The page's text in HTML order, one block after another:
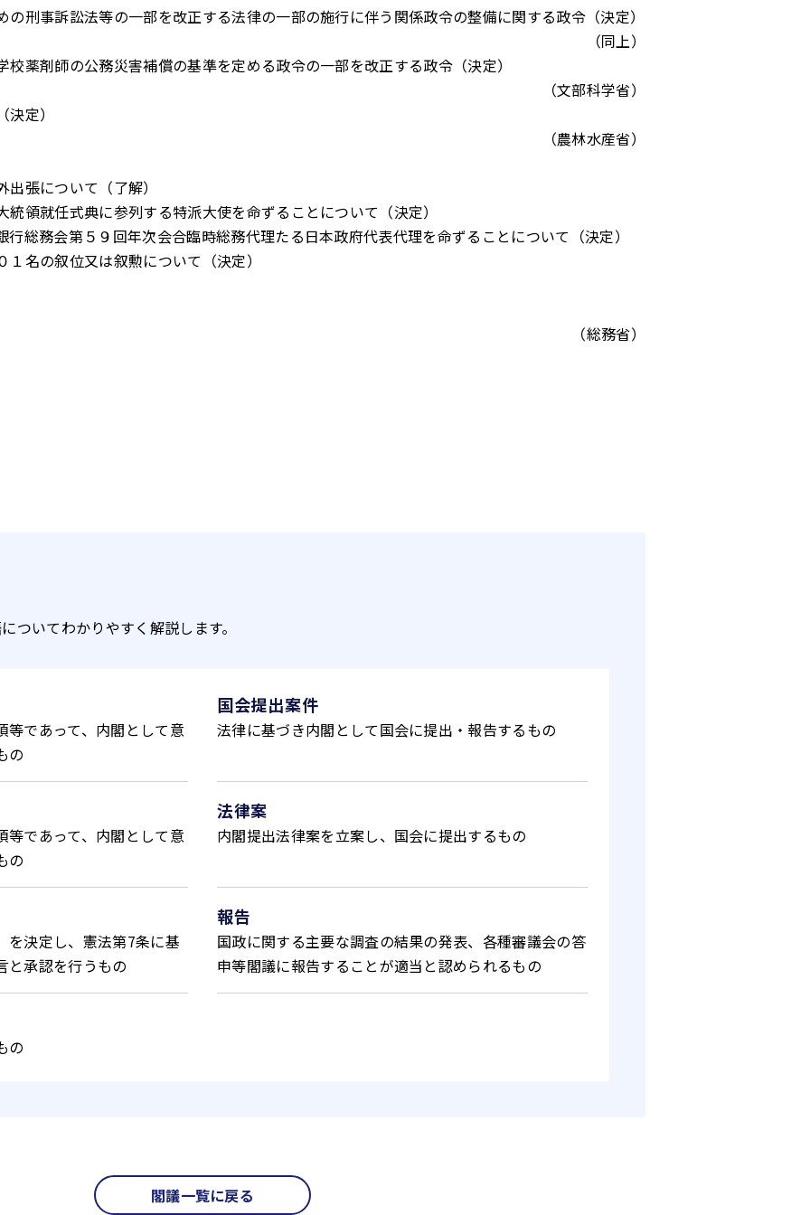
刑事訴訟法等の一部を改正する法律の一部の施行に伴う関係政令の整備に関する政令（決定）
（同上）
薬剤師の公務災害補償の基準を定める政令の一部を改正する政令（決定）
（文部科学省）
定）
（農林水産省）
張について（了解）
領就任式典に参列する特派大使を命ずることについて（決定）
総務会第５９回年次会合臨時総務代理たる日本政府代表代理を命ずることについて（決定）
名の叙位又は叙勲について（決定）
（総務省）
ついてわかりやすく解説します。
等であって、内閣として意
の
国会提出案件
法律に基づき内閣として国会に提出・報告するもの
等であって、内閣として意
の
法律案
内閣提出法律案を立案し、国会に提出するもの
を決定し、憲法第7条に基
と承認を行うもの
報告
国政に関する主要な調査の結果の発表、各種審議会の答
申等閣議に報告することが適当と認められるもの
の
閣議一覧に戻る